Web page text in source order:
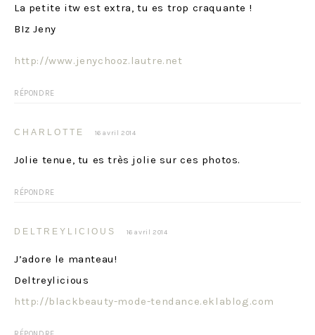
La petite itw est extra, tu es trop craquante !
BIz Jeny
http://www.jenychooz.lautre.net
RÉPONDRE
CHARLOTTE 16 avril 2014
Jolie tenue, tu es très jolie sur ces photos.
RÉPONDRE
DELTREYLICIOUS 16 avril 2014
J’adore le manteau!
Deltreylicious
http://blackbeauty-mode-tendance.eklablog.com